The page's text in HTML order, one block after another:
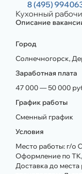
8 (495)
Кухонный
Описание
Город
Солнечногорск,
Заработная плата
47 000 — 50 000
График работы
Сменный график
Условия
Место работы: г/о
Оформление по ТК,
Доставка до